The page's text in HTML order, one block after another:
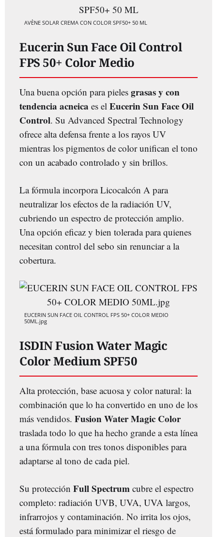
AVÈNE SOLAR CREMA CON COLOR SPF50+ 50 ML
Eucerin Sun Face Oil Control
FPS 50+ Color Medio
Una buena opción para pieles grasas y con
tendencia acneica es el Eucerin Sun Face Oil
Control. Su Advanced Spectral Technology
ofrece alta defensa frente a los rayos UV
mientras los pigmentos de color unifican el tono
con un acabado controlado y sin brillos.
La fórmula incorpora Licocalcón A para
neutralizar los efectos de la radiación UV,
cubriendo un espectro de protección amplio.
Una opción eficaz y bien tolerada para quienes
necesitan control del sebo sin renunciar a la
cobertura.
EUCERIN SUN FACE OIL CONTROL FPS 50+ COLOR MEDIO
50ML.jpg
ISDIN Fusion Water Magic
Color Medium SPF50
Alta protección, base acuosa y color natural: la
combinación que lo ha convertido en uno de los
más vendidos. Fusion Water Magic Color
traslada todo lo que ha hecho grande a esta línea
a una fórmula con tres tonos disponibles para
adaptarse al tono de cada piel.
Su protección Full Spectrum cubre el espectro
completo: radiación UVB, UVA, UVA largos,
infrarrojos y contaminación. No irrita los ojos,
está formulado para minimizar el riesgo de